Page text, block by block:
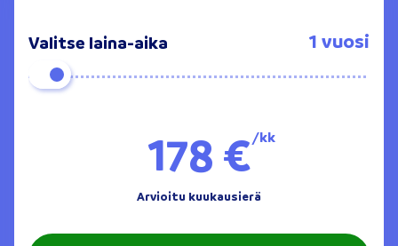
Valitse laina-aika 1 vuosi
178 €/kk
Arvioitu kuukausierä